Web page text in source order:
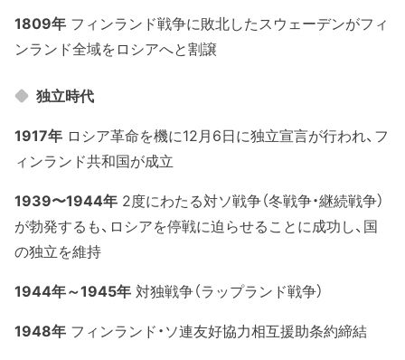
1809年 フィンランド戦争に敗北したスウェーデンがフィ
ンランド全域をロシアへと割譲
独立時代
1917年 ロシア革命を機に12月6日に独立宣言が行われ、フ
ィンランド共和国が成立
1939〜1944年 2度にわたる対ソ戦争（冬戦争・継続戦争）
が勃発するも、ロシアを停戦に迫らせることに成功し、国
の独立を維持
1944年～1945年 対独戦争（ラップランド戦争）
1948年 フィンランド・ソ連友好協力相互援助条約締結